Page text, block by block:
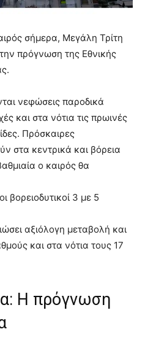
σήμερα, Μεγάλη Τρίτη
πρόγνωση της Εθνικής
νεφώσεις παροδικά
και στα νότια τις πρωινές
Πρόσκαιρες
στα κεντρικά και βόρεια
ο καιρός θα
βορειοδυτικοί 3 με 5
αξιόλογη μεταβολή και
και στα νότια τους 17
Η πρόγνωση